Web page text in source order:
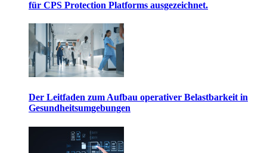
für CPS Protection Platforms ausgezeichnet.
Der Leitfaden zum Aufbau operativer Belastbarkeit in
Gesundheitsumgebungen